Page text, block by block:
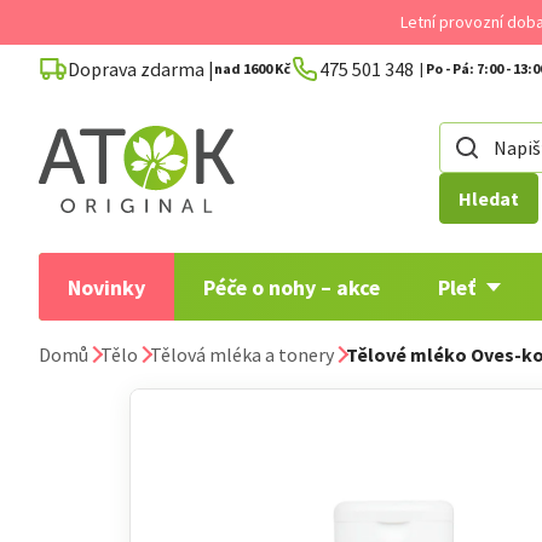
na
obsah
Letní provozní
Doprava zdarma | nad 1600 Kč 475 501 348
Hledat
Novinky Péče o nohy – akce Pleť
Domů Tělo Tělová mléka a tonery Tělové mléko Oves-